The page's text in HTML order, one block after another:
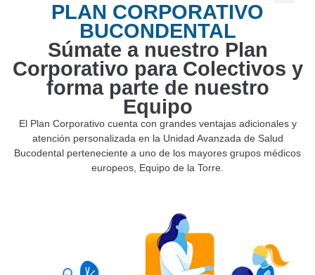
PLAN CORPORATIVO
BUCONDENTAL
Súmate a nuestro Plan
Corporativo para Colectivos y
forma parte de nuestro
Equipo
El Plan Corporativo cuenta con grandes ventajas adicionales y
atención personalizada en la Unidad Avanzada de Salud
Bucodental perteneciente a uno de los mayores grupos médicos
europeos, Equipo de la Torre.